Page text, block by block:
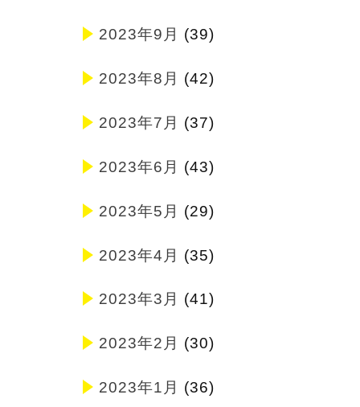
2023年9月 (39)
2023年8月 (42)
2023年7月 (37)
2023年6月 (43)
2023年5月 (29)
2023年4月 (35)
2023年3月 (41)
2023年2月 (30)
2023年1月 (36)